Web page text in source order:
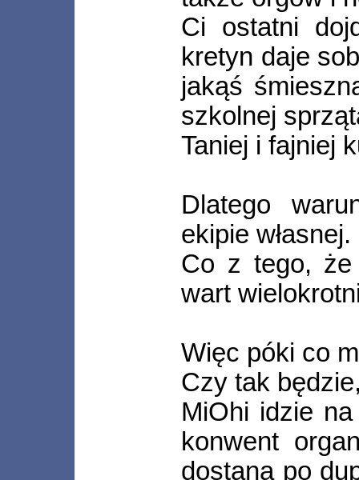
Ci ostatni
kretyn daje
jakąś
szkolnej
Taniej i fajniej
Dlatego
ekipie własnej.
Co z tego, że
wart
Więc póki co
Czy tak
MiOhi idzie
konwent
dostaną po